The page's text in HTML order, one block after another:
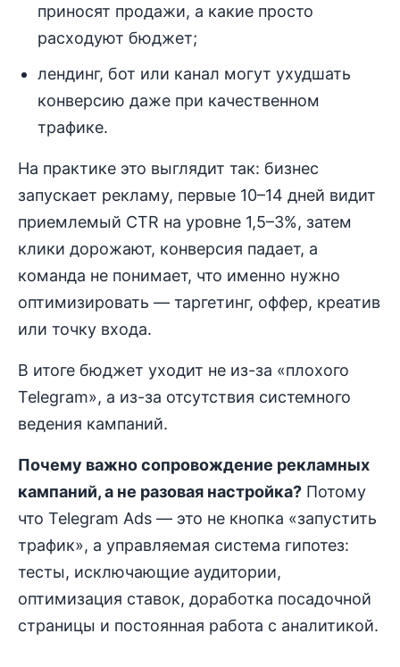
приносят продажи, а какие просто
расходуют бюджет;
лендинг, бот или канал могут ухудшать
конверсию даже при качественном
трафике.
На практике это выглядит так: бизнес
запускает рекламу, первые 10–14 дней видит
приемлемый CTR на уровне 1,5–3%, затем
клики дорожают, конверсия падает, а
команда не понимает, что именно нужно
оптимизировать — таргетинг, оффер, креатив
или точку входа.
В итоге бюджет уходит не из-за «плохого
Telegram», а из-за отсутствия системного
ведения кампаний.
Почему важно сопровождение рекламных
кампаний, а не разовая настройка? Потому
что Telegram Ads — это не кнопка «запустить
трафик», а управляемая система гипотез:
тесты, исключающие аудитории,
оптимизация ставок, доработка посадочной
страницы и постоянная работа с аналитикой.